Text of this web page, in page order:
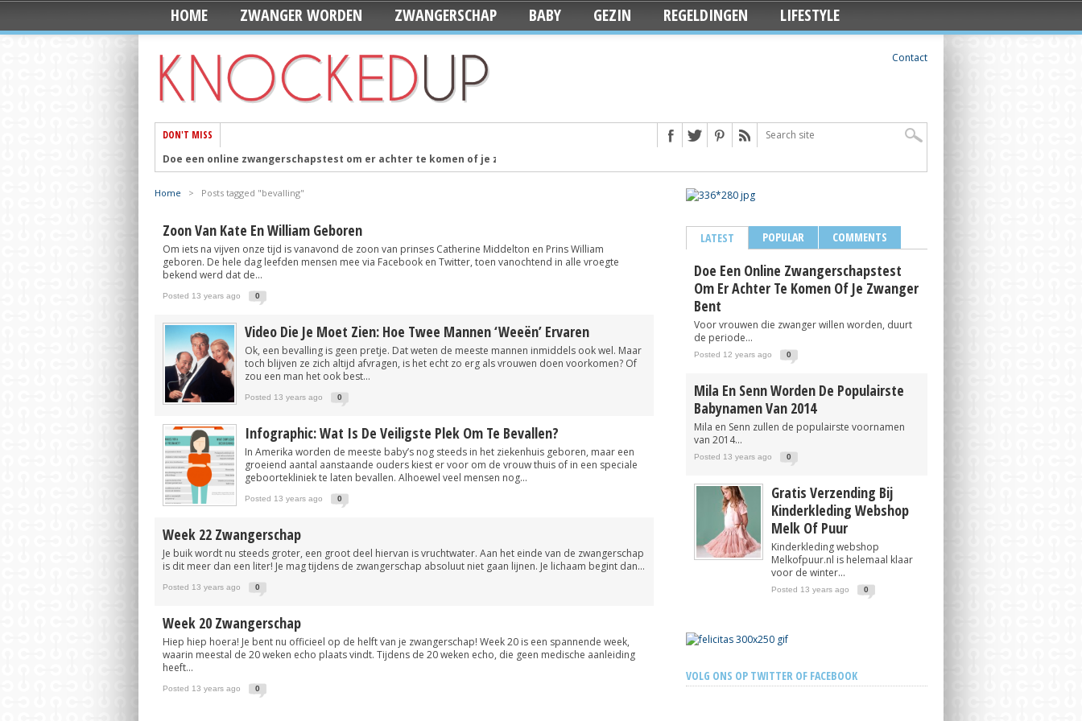
HOME ZWANGER WORDEN ZWANGERSCHAP BABY GEZIN REGELDINGEN LIFESTYLE
Contact
DON'T MISS
Doe een online zwangerschapstest om er achter te komen of je zwanger bent
Ontwerp je eigen 3D printed iPhone case
Vandaag is Wereld Schoolmelkdag Posted 13 years ago
Zoon van Kate en William geboren
Handige webshop: Mini&Co. heeft alles voor de babyuitzet
Mooi en ook nog fairtrade: Deze naamslingers van KiddyColors Posted 13 years ago
Meeste Nederlanders gaan dit jaar op ‘Staycation’: Ze blijven lekker in eigen land Posted 13 years ago
Favoriete tas van Pippa Middleton nu ook in Nederland te koop
Home > Posts tagged "bevalling"
Zoon Van Kate En William Geboren
Om iets na vijven onze tijd is vanavond de zoon van prinses Catherine Middelton en Prins William
geboren. De hele dag leefden mensen mee via Facebook en Twitter, toen vanochtend in alle vroegte
bekend werd dat de...
Posted 13 years ago 0
Video Die Je Moet Zien: Hoe Twee Mannen ‘weeën’ Ervaren
Ok, een bevalling is geen pretje. Dat weten de meeste mannen inmiddels ook wel. Maar
toch blijven ze zich altijd afvragen, is het echt zo erg als vrouwen doen voorkomen? Of
zou een man het ook best...
Posted 13 years ago 0
Infographic: Wat Is De Veiligste Plek Om Te Bevallen?
In Amerika worden de meeste baby’s nog steeds in het ziekenhuis geboren, maar een
groeiend aantal aanstaande ouders kiest er voor om de vrouw thuis of in een speciale
geboortekliniek te laten bevallen. Alhoewel veel mensen nog...
Posted 13 years ago 0
Week 22 Zwangerschap
Je buik wordt nu steeds groter, een groot deel hiervan is vruchtwater. Aan het einde van de zwangerschap
is dit meer dan een liter! Je mag tijdens de zwangerschap absoluut niet gaan lijnen. Je lichaam begint dan...
Posted 13 years ago 0
Week 20 Zwangerschap
Hiep hiep hoera! Je bent nu officieel op de helft van je zwangerschap! Week 20 is een spannende week,
waarin meestal de 20 weken echo plaats vindt. Tijdens de 20 weken echo, die geen medische aanleiding
heeft...
Posted 13 years ago 0
LATEST POPULAR COMMENTS
Doe Een Online Zwangerschapstest
Om Er Achter Te Komen Of Je Zwanger
Bent
Voor vrouwen die zwanger willen worden, duurt
de periode...
Posted 12 years ago 0
Mila En Senn Worden De Populairste
Babynamen Van 2014
Mila en Senn zullen de populairste voornamen
van 2014...
Posted 13 years ago 0
Gratis Verzending Bij
Kinderkleding Webshop
Melk Of Puur
Kinderkleding webshop
Melkofpuur.nl is helemaal klaar
voor de winter...
Posted 13 years ago 0
VOLG ONS OP TWITTER OF FACEBOOK